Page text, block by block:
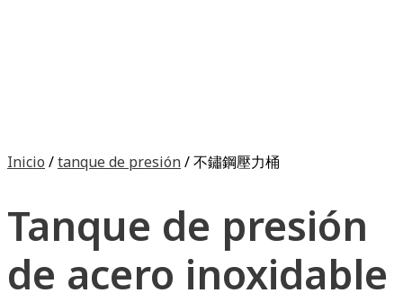
Inicio /tanque de presión/ 不鏽鋼壓力桶
Tanque de presión
de acero inoxidable